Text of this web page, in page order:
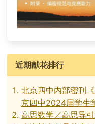
近期献花排行
北京四中内部密刊
京四中2024届学生
高思数学／高思导